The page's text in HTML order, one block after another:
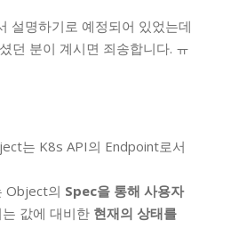
설명하기로 예정되어 있었는데
던 분이 계시면 죄송합니다. ㅠ
는 K8s API의 Endpoint로서
Object의 Spec을 통해 사용자
값에 대비한 현재의 상태를